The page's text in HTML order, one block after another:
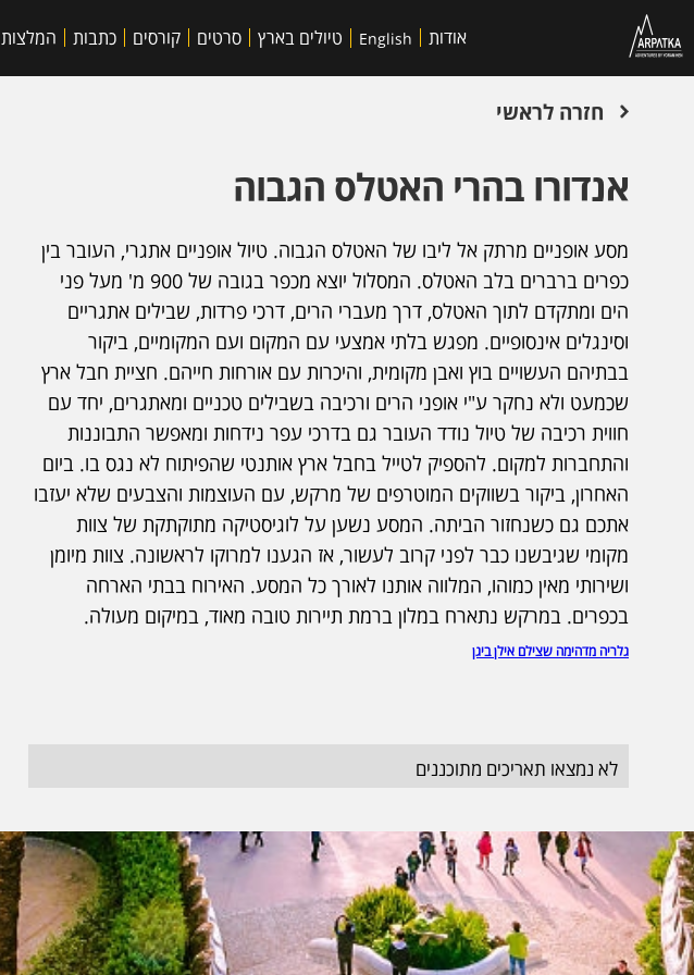
אודות English טיולים בארץ סרטים קורסים כתבות המלצות
חזרה לראשי
אנדורו בהרי האטלס הגבוה
מסע אופניים מרתק אל ליבו של האטלס הגבוה. טיול אופניים אתגרי, העובר בין
כפרים ברברים בלב האטלס. המסלול יוצא מכפר בגובה של 900 מ' מעל פני
הים ומתקדם לתוך האטלס, דרך מעברי הרים, דרכי פרדות, שבילים אתגריים
וסינגלים אינסופיים. מפגש בלתי אמצעי עם המקום ועם המקומיים, ביקור
בבתיהם העשויים בוץ ואבן מקומית, והיכרות עם אורחות חייהם. חציית חבל ארץ
שכמעט ולא נחקר ע"י אופני הרים ורכיבה בשבילים טכניים ומאתגרים, יחד עם
חווית רכיבה של טיול נודד העובר גם בדרכי עפר נידחות ומאפשר התבוננות
והתחברות למקום. להספיק לטייל בחבל ארץ אותנטי שהפיתוח לא נגס בו. ביום
האחרון, ביקור בשווקים המוטרפים של מרקש, עם העוצמות והצבעים שלא יעזבו
אתכם גם כשנחזור הביתה. המסע נשען על לוגיסטיקה מתוקתקת של צוות
מקומי שגיבשנו כבר לפני קרוב לעשור, אז הגענו למרוקו לראשונה. צוות מיומן
ושירותי מאין כמוהו, המלווה אותנו לאורך כל המסע. האירוח בבתי הארחה
בכפרים. במרקש נתארח במלון ברמת תיירות טובה מאוד, במיקום מעולה.
גלריה מדהימה שצילם אילן ביגן
לא נמצאו תאריכים מתוכננים